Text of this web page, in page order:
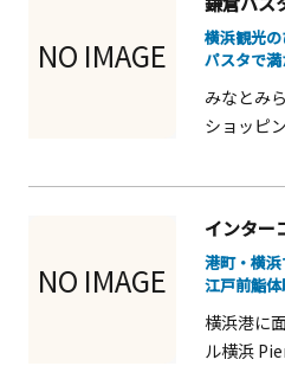
れます。
も使いや
NO IMAGE
横浜観光
パスタで
みなとみ
ショッピ
ち食感の
い世代に
を取り入
ならでは
のひとつ
もに味わ
NO IMAGE
港町・横
江戸前鮨体
横浜港に
ル横浜